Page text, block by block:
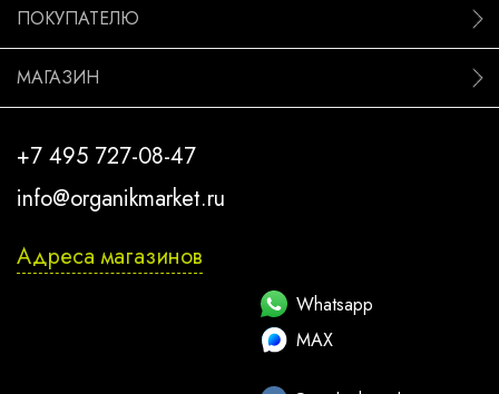
ПОКУПАТЕЛЮ
МАГАЗИН
+7 495 727-08-47
info@organikmarket.ru
Адреса магазинов
Whatsapp
MAX